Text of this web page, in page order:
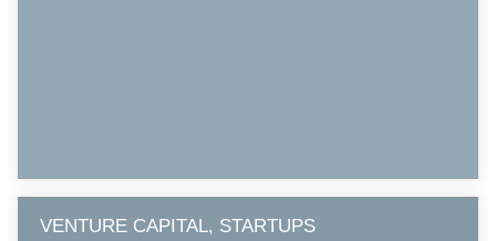
VENTURE CAPITAL, STARTUPS